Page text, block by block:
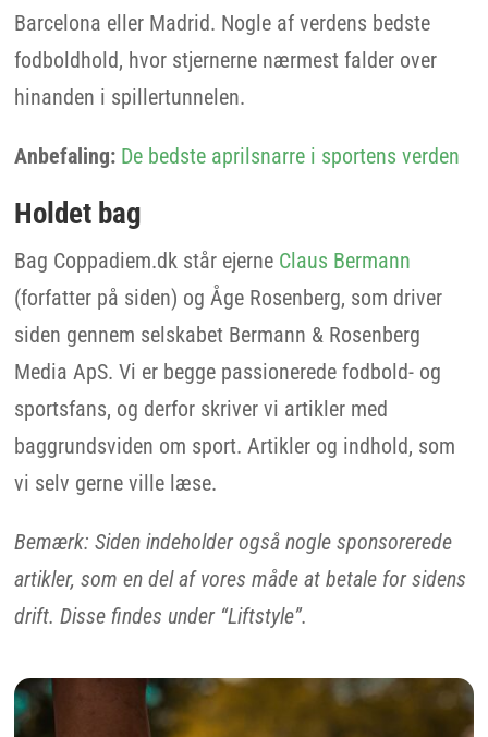
Barcelona eller Madrid. Nogle af verdens bedste
fodboldhold, hvor stjernerne nærmest falder over
hinanden i spillertunnelen.
Anbefaling: De bedste aprilsnarre i sportens verden
Holdet bag
Bag Coppadiem.dk står ejerne Claus Bermann
(forfatter på siden) og Åge Rosenberg, som driver
siden gennem selskabet Bermann & Rosenberg
Media ApS. Vi er begge passionerede fodbold- og
sportsfans, og derfor skriver vi artikler med
baggrundsviden om sport. Artikler og indhold, som
vi selv gerne ville læse.
Bemærk: Siden indeholder også nogle sponsorerede
artikler, som en del af vores måde at betale for sidens
drift. Disse findes under “Liftstyle”.